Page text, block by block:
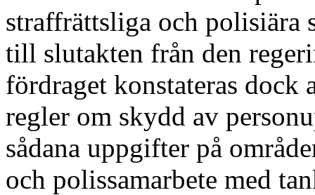
straffrättsliga och polisiära
till slutakten från den
fördraget konstateras dock
regler om skydd av
sådana uppgifter på
och polissamarbete med